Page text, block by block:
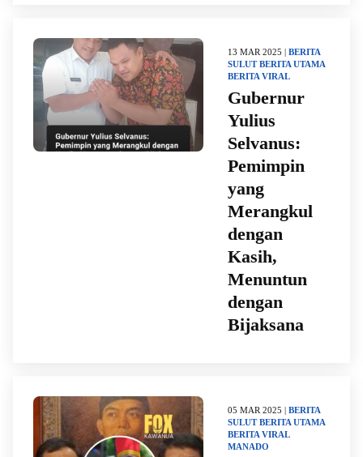
13 MAR 2025 | BERITA
SULUT BERITA UTAMA
BERITA VIRAL
Gubernur
Yulius
Selvanus:
Pemimpin
yang
Merangkul
dengan
Kasih,
Menuntun
dengan
Bijaksana
05 MAR 2025 | BERITA
SULUT BERITA UTAMA
BERITA VIRAL
MANADO